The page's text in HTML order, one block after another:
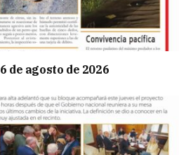
de agosto de 2026